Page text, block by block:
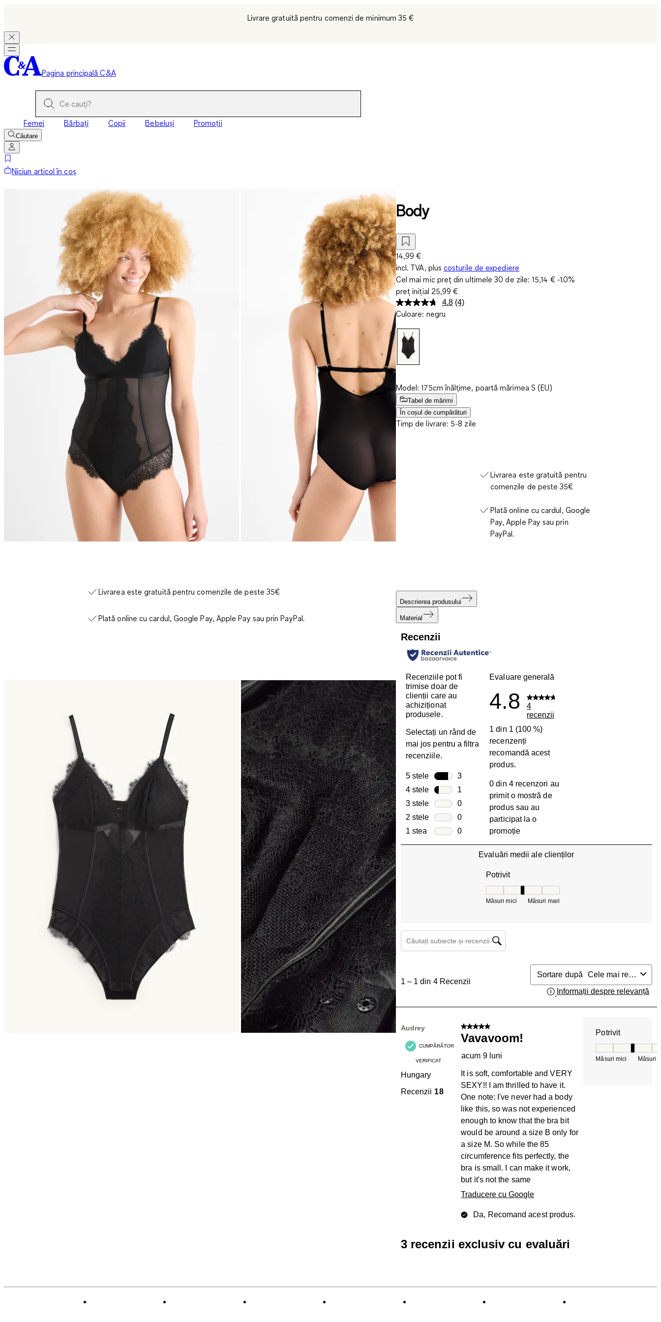
Livrare gratuită pentru comenzi de minimum 35 €
Pagina principală C&A
Femei Bărbați Copii Bebeluși Promoții
Căutare
Niciun articol în coș
Livrarea este gratuită pentru comenzile de peste 35€
Plată online cu cardul, Google Pay, Apple Pay sau prin PayPal.
Body
14,99 €
incl. TVA, plus costurile de expediere
Cel mai mic preț din ultimele 30 de zile:15,14 €-1.0%
preț inițial 25,99 €
4.8 Citiți
(4)
Culoare: negru
Model: 175cm înălțime, poartă mărimea S (EU)
Tabel de mărimi
În coșul de cumpărături
Timp de livrare: 5-8 zile
Livrarea este gratuită pentru
comenzile de peste 35€
Plată online cu cardul, Google
Pay, Apple Pay sau prin
PayPal.
Descrierea produsului
Material
Recenzii
Recenziile pot fi
trimise doar de
clienții care au
achiziționat
produsele.
Selectați un rând de
mai jos pentru a filtra
recenziile.
5 stele stele
3
3 recenzii cu 5 stele.
4 stele stele
1
1 recenzie cu 4 stele.
3 stele stele
0
0 recenzii cu 3 stele.
2 stele stele
0
0 recenzii cu 2 stele.
1 stea stele
0
0 recenzii cu 1 stea.
Evaluare generală
4.8
4
recenzii
1 din 1 (100 %)
recenzenți
recomandă acest
produs.
0 din 4 recenzori au
primit o mostră de
produs sau au
participat la o
promoție
Evaluări medii ale clienților
Potrivit
Măsuri mici Măsuri mari
Căutați subiecte și recenzii căutați regiunea
1
până
la
4
Recenzii.
1 – 1 din 4 Recenzii
Sortare după
Cele mai relevante
Informații despre relevanță
Audrey
CUMPĂRĂTOR
VERIFICAT
Hungary
Recenzii 18
5 din 5 stele.
Vavavoom!
acum 9 luni
It is soft, comfortable and VERY
SEXY!! I am thrilled to have it.
One note: I've never had a body
like this, so was not experienced
enough to know that the bra bit
would be around a size B only for
a size M. So while the 85
circumference fits perfectly, the
bra is small. I can make it work,
but it's not the same
Traducere cu Google
Da, Recomand acest produs.
Potrivit
Măsuri mici Măsuri
3 recenzii exclusiv cu evaluări